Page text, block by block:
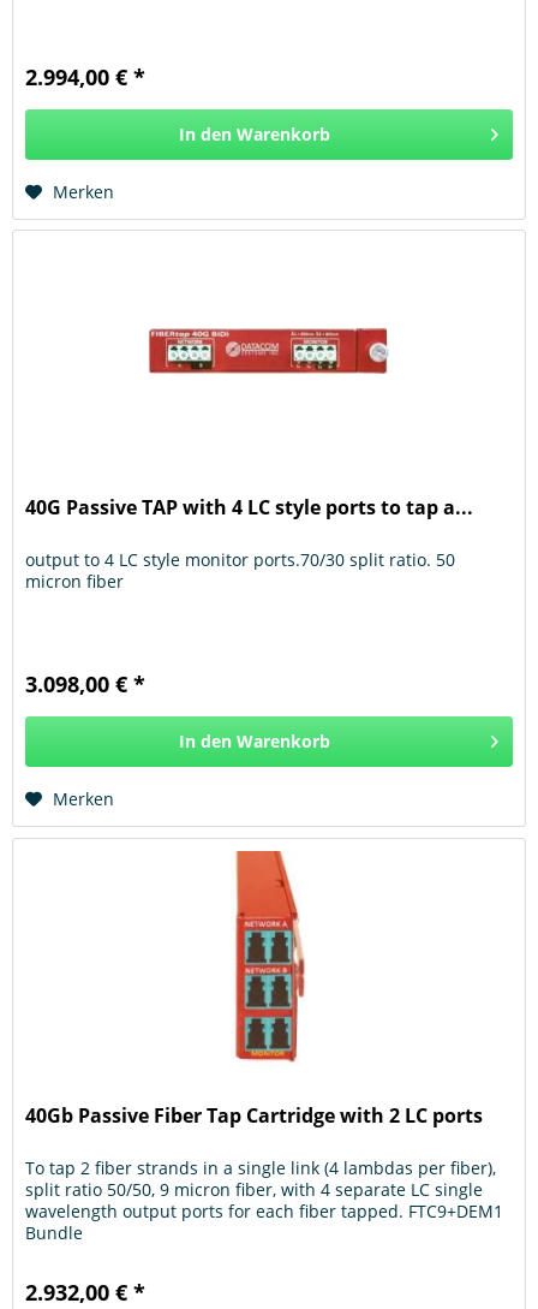
2.994,00 € *
In den Warenkorb
Merken
40G Passive TAP with 4 LC style ports to tap a...
output to 4 LC style monitor ports.70/30 split ratio. 50
micron fiber
3.098,00 € *
In den Warenkorb
Merken
40Gb Passive Fiber Tap Cartridge with 2 LC ports
To tap 2 fiber strands in a single link (4 lambdas per fiber),
split ratio 50/50, 9 micron fiber, with 4 separate LC single
wavelength output ports for each fiber tapped. FTC9+DEM1
Bundle
2.932,00 € *